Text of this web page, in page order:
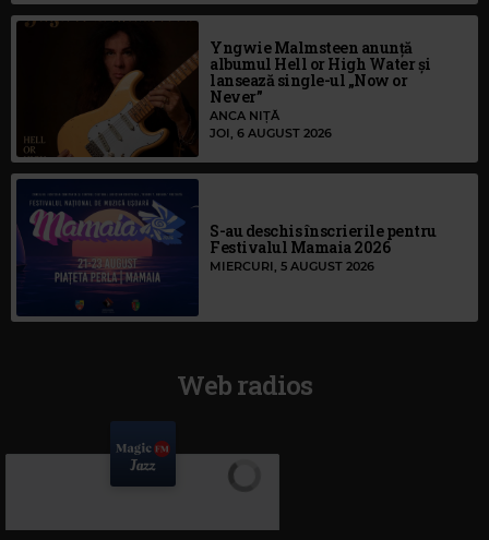
Yngwie Malmsteen anunță
albumul Hell or High Water și
lansează single-ul „Now or
Never”
ANCA NIȚĂ
JOI, 6 AUGUST 2026
S-au deschis înscrierile pentru
Festivalul Mamaia 2026
MIERCURI, 5 AUGUST 2026
Web radios